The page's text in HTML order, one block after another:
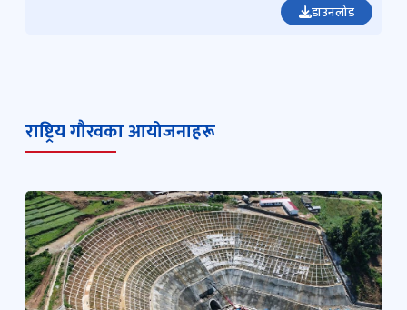
डाउनलोड
राष्ट्रिय गौरवका आयोजनाहरू